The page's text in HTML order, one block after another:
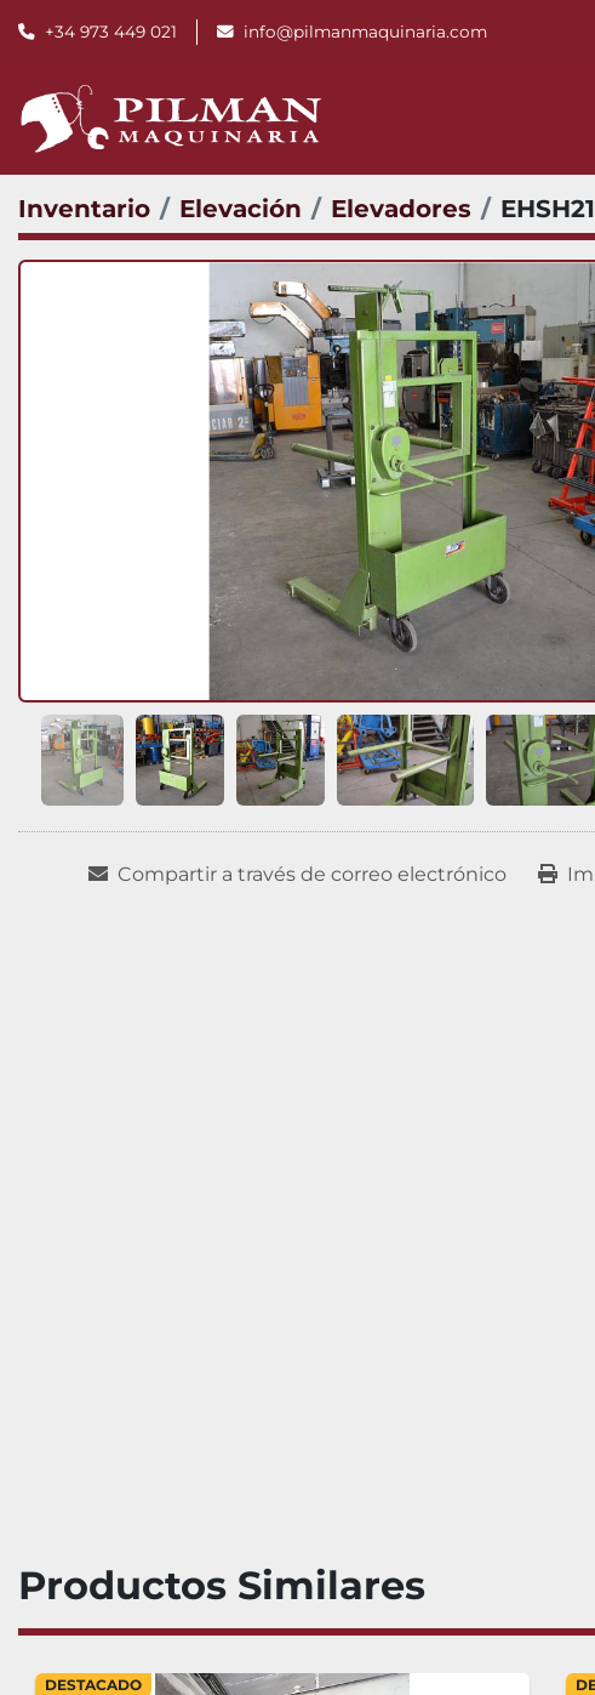
+34 973 449 021 info@pilmanmaquinaria.com
Inventario Elevación Elevadores EHSH21
Compartir a través de correo electrónico
Productos Similares
DESTACADO